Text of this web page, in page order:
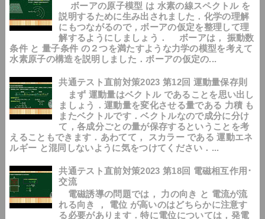
ボーアの原子模型 は 水素の線スペクトル を
説明するために生み出されました．化学の理解
にもつながるので，ボーアの仮定を整理して理
解するようにしましょう． ボーアは， 振動数
条件 と 量子条件 の２つを満たすような力学の模型を考えて
水素原子の構造を説明しました．ボーアの仮定の...
共通テスト直前対策2023 第12回 運動量保存則
まず 運動量はベクトル であることを思い出し
ましょう．運動量を変化させる量である 力積 も
またベクトルです．ベクトルなので成分に分け
て，各成分ごとの量が保存するということを考
えることもできます．あわてて， スカラー である 運動エネ
ルギー と混同しないように気をつけてください．...
共通テスト直前対策2023 第18回 電磁相互作用･
交流
電磁誘導の問題では， 力の向き と 電流が流
れる向き ， 電位 が高いのはどちらかに注意す
る必要があります．特に電位については，発電